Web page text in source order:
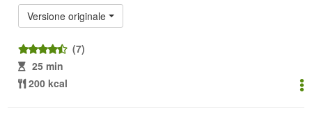
Versione originale
(7)
25 min
200 kcal